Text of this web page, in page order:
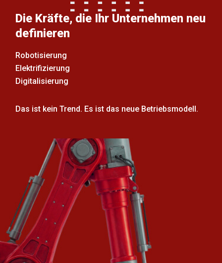
Die Kräfte, die Ihr Unternehmen neu
definieren
Robotisierung
Elektrifizierung
Digitalisierung
Das ist kein Trend. Es ist das neue Betriebsmodell.